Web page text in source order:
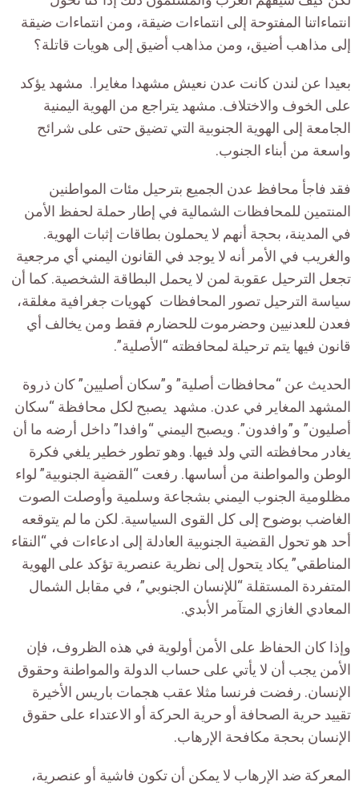
انتماءاتنا المفتوحة إلى انتماءات ضيقة، ومن انتماءات ضيقة
إلى مذاهب أضيق، ومن مذاهب أضيق إلى هويات قاتلة؟
بعيدا عن لندن كانت عدن نعيش مشهدا مغايرا. مشهد يؤكد
على الخوف والاختلاف. مشهد يتراجع من الهوية اليمنية
الجامعة إلى الهوية الجنوبية التي تضيق حتى على شرائح
واسعة من أبناء الجنوب.
فقد فاجأ محافظ عدن الجميع بترحيل مئات المواطنين
المنتمين للمحافظات الشمالية في إطار حملة لحفظ الأمن
في المدينة، بحجة أنهم لا يحملون بطاقات إثبات الهوية.
والغريب في الأمر أنه لا يوجد في القانون اليمني أي مرجعية
تجعل الترحيل عقوبة لمن لا يحمل البطاقة الشخصية. كما أن
سياسة الترحيل تصور المحافظات كهويات جغرافية مغلقة،
فعدن للعدنيين وحضرموت للحضارم فقط ومن يخالف أي
قانون فيها يتم ترحيلة لمحافظته “الأصلية”.
الحديث عن “محافظات أصلية” و”سكان أصليين” كان ذروة
المشهد المغاير في عدن. مشهد يصبح لكل محافظة “سكان
أصليون” و”وافدون”. ويصبح اليمني “وافدا” داخل أرضه ما أن
يغادر محافظته التي ولد فيها. وهو تطور خطير يلغي فكرة
الوطن والمواطنة من أساسها. رفعت “القضية الجنوبية” لواء
مظلومية الجنوب اليمني بشجاعة وسلمية وأوصلت الصوت
الغاضب بوضوح إلى كل القوى السياسية. لكن ما لم يتوقعه
أحد هو تحول القضية الجنوبية العادلة إلى ادعاءات في “النقاء
المناطقي” يكاد يتحول إلى نظرية عنصرية تؤكد على الهوية
المتفردة المستقلة “للإنسان الجنوبي”، في مقابل الشمال
المعادي الغازي المتآمر الأبدي.
وإذا كان الحفاظ على الأمن أولوية في هذه الظروف، فإن
الأمن يجب أن لا يأتي على حساب الدولة والمواطنة وحقوق
الإنسان. رفضت فرنسا مثلا عقب هجمات باريس الأخيرة
تقييد حرية الصحافة أو حرية الحركة أو الاعتداء على حقوق
الإنسان بحجة مكافحة الإرهاب.
المعركة ضد الإرهاب لا يمكن أن تكون فاشية أو عنصرية،